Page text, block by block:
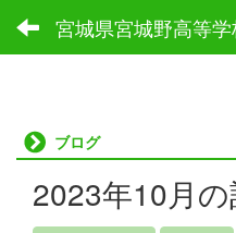
宮城県宮城野高等学
ブログ
2023年10月